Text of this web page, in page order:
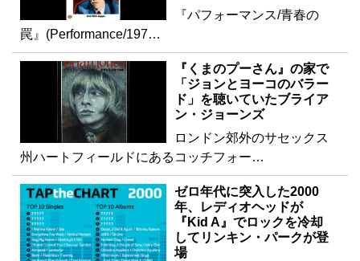
『パフォーマンス/青春の
罠』(Performance/197…
『くまのプーさん』の家で
「ジョンとヨーコのバラー
ド」を聴いていたブライア
ン・ジョーンズ
ロンドン郊外のサセックス
州ハートフィールドにあるコッチフォー…
ゼロ年代に突入した2000
年、レディオヘッドが
『Kid A』でロックを冷却
してリンキン・パークが登
場